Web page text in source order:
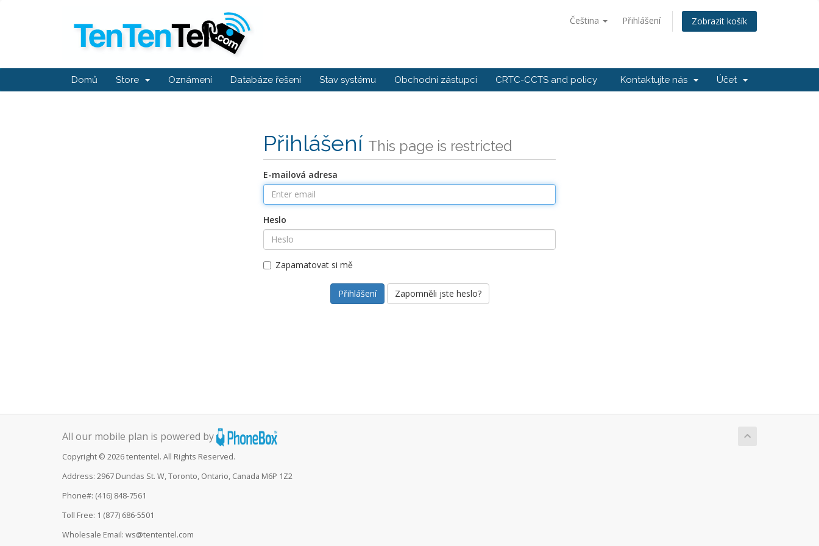
Čeština Přihlášení Zobrazit košík
Domů Store Oznámení Databáze řešení Stav systému Obchodní zástupci CRTC-CCTS and policy Kontaktujte nás Účet
Přihlášení This page is restricted
E-mailová adresa
Heslo
Zapamatovat si mě
Zapomněli jste heslo?
All our mobile plan is powered by
Copyright © 2026 tententel. All Rights Reserved.
Address: 2967 Dundas St. W, Toronto, Ontario, Canada M6P 1Z2
Phone#: (416) 848-7561
Toll Free: 1 (877) 686-5501
Wholesale Email: ws@tententel.com